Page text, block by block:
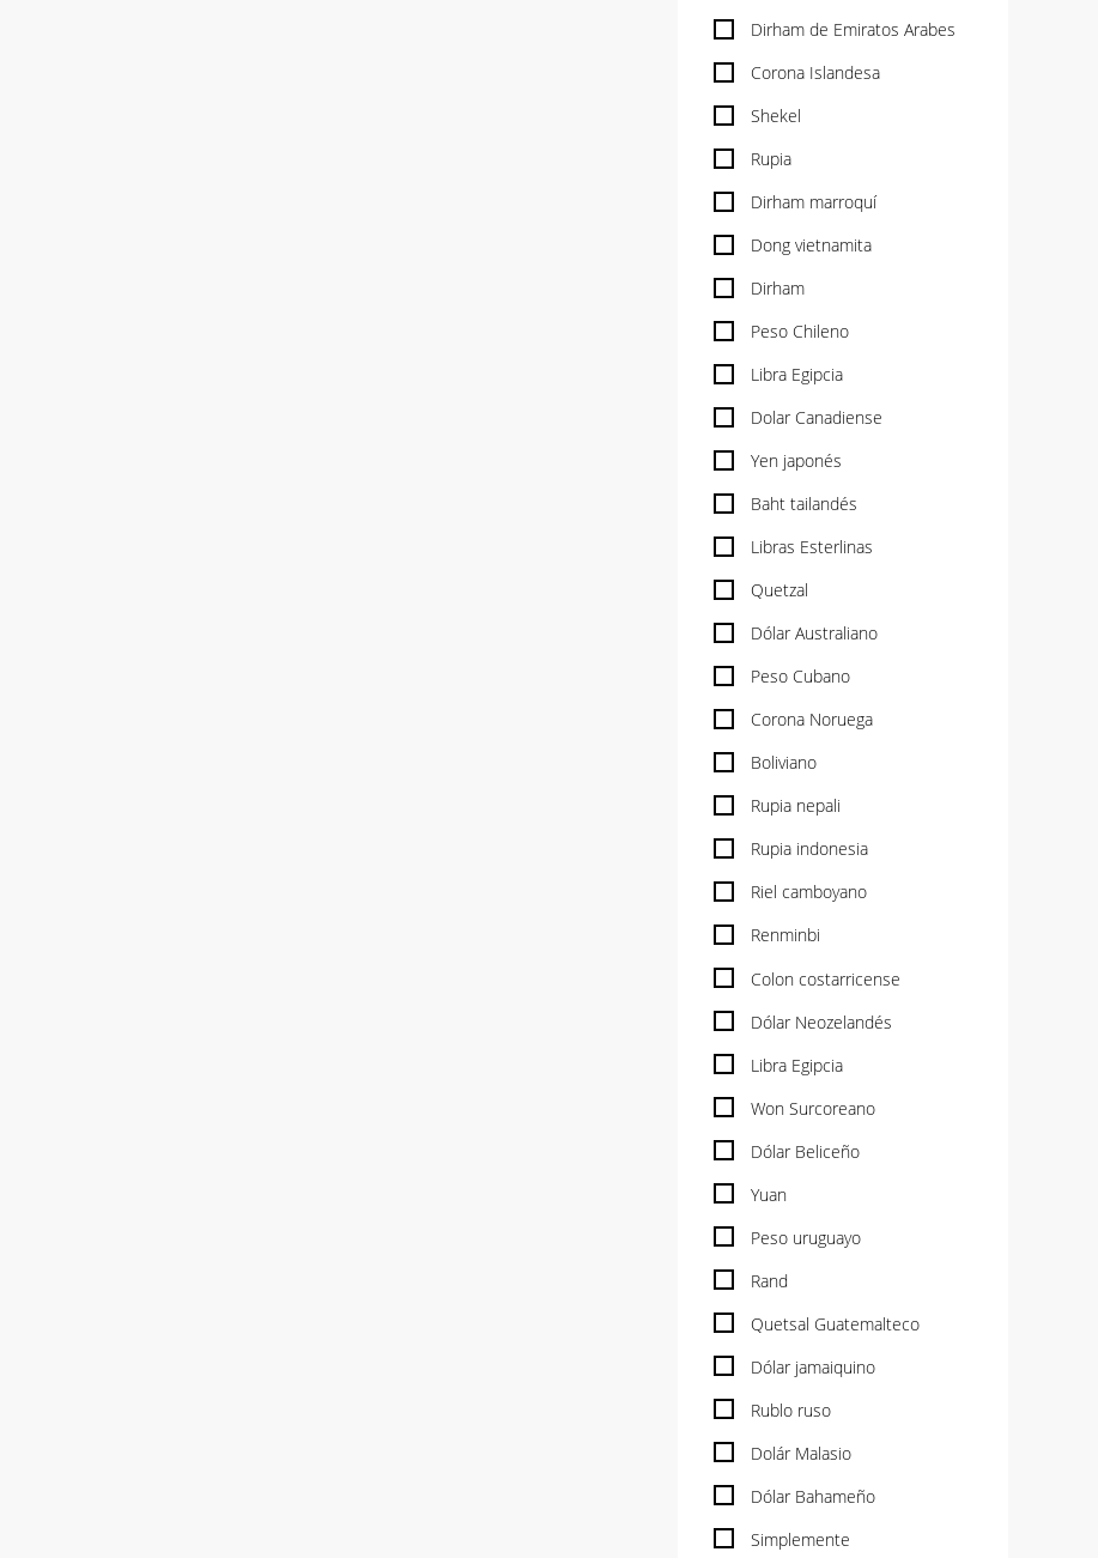
Dirham de Emiratos Arabes
Corona Islandesa
Shekel
Rupia
Dirham marroquí
Dong vietnamita
Dirham
Peso Chileno
Libra Egipcia
Dolar Canadiense
Yen japonés
Baht tailandés
Libras Esterlinas
Quetzal
Dólar Australiano
Peso Cubano
Corona Noruega
Boliviano
Rupia nepali
Rupia indonesia
Riel camboyano
Renminbi
Colon costarricense
Dólar Neozelandés
Libra Egipcia
Won Surcoreano
Dólar Beliceño
Yuan
Peso uruguayo
Rand
Quetsal Guatemalteco
Dólar jamaiquino
Rublo ruso
Dolár Malasio
Dólar Bahameño
Simplemente